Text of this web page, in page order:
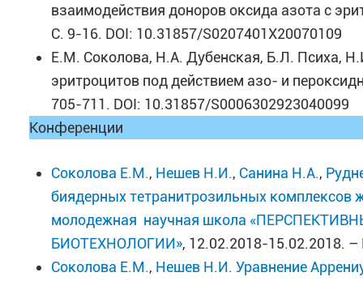
взаимодействия доноров оксида азота с
С. 9-16. DOI: 10.31857/S0207401X20070109
Е.М. Соколова, Н.А. Дубенская, Б.Л. Психа,
эритроцитов под действием азо- и
705-711. DOI: 10.31857/S0006302923040099
Конференции
Соколова Е.М., Нешев Н.И., Санина Н.А.,
биядерных тетранитрозильных комплексов
молодежная научная школа
БИОТЕХНОЛОГИИ», 12.02.2018-15.02.2018.
Соколова Е.М., Нешев Н.И. Уравнение